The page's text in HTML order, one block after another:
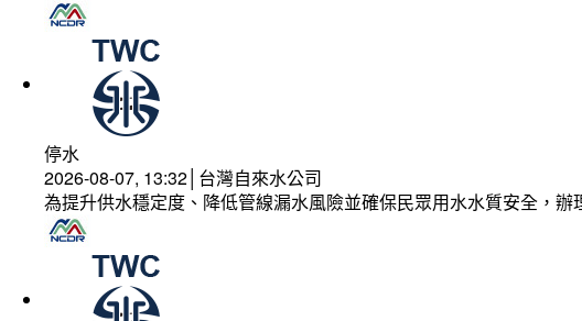
停水
2026-08-07, 13:32│台灣自來水公司
為提升供水穩定度、降低管線漏水風險並確保民眾用水水質安全，